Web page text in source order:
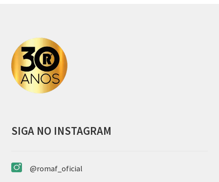
SIGA NO INSTAGRAM
@romaf_oficial